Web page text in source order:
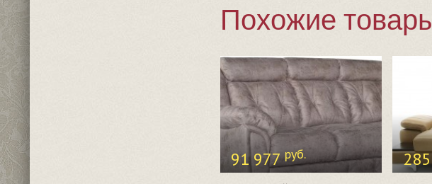
Похожие
91 977руб.